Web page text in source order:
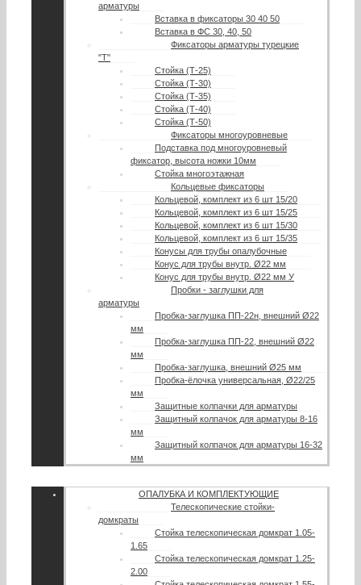
арматуры
Вставка в фиксаторы 30 40 50
Вставка в ФС 30, 40, 50
Фиксаторы арматуры турецкие
"Т"
Стойка (Т-25)
Стойка (Т-30)
Стойка (Т-35)
Стойка (Т-40)
Стойка (Т-50)
Фиксаторы многоуровневые
Подставка под многоуровневый
фиксатор, высота ножки 10мм
Стойка многоэтажная
Кольцевые фиксаторы
Кольцевой, комплект из 6 шт 15/20
Кольцевой, комплект из 6 шт 15/25
Кольцевой, комплект из 6 шт 15/30
Кольцевой, комплект из 6 шт 15/35
Конусы для трубы опалубочные
Конус для трубы внутр. Ø22 мм
Конус для трубы внутр. Ø22 мм У
Пробки - заглушки для
арматуры
Пробка-заглушка ПП-22н, внешний Ø22
мм
Пробка-заглушка ПП-22, внешний Ø22
мм
Пробка-заглушка, внешний Ø25 мм
Пробка-ёлочка универсальная, Ø22/25
мм
Защитные колпачки для арматуры
Защитный колпачок для арматуры 8-16
мм
Защитный колпачок для арматуры 16-32
мм
ОПАЛУБКА И КОМПЛЕКТУЮЩИЕ
Телескопические стойки-
домкраты
Стойка телескопическая домкрат 1.05-
1.65
Стойка телескопическая домкрат 1.25-
2.00